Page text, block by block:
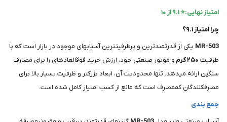
امتیاز نهایی:⭐ ۹.۱ از ۱۰
چرا امتیاز ۹.۱؟
MR-503 یکی از قدرتمندترین و پرظرفیتترین آسیابهای موجود در بازار است که با
ظرفیت ۲۵۰ گرم
و موتور صنعتی خود، ارزش خرید فوقالعادهای را برای مصارف
سنگین ارائه میدهد. تنها محدودیت آن، ابعاد بزرگتر و ظرفیت بسیار بالا برای
مصرفکنندگان کممصرف است که مانع از کسب امتیاز کامل شده است.
جمع بندی